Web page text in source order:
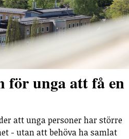
för unga att få en
att unga personer har större
- utan att behöva ha samlat